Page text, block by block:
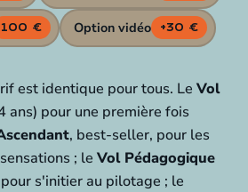
100 € Option vidéo +30 €
est identique pour tous. Le Vol
ans) pour une première fois
, best-seller, pour les
; le Vol Pédagogique
s'initier au pilotage ; le